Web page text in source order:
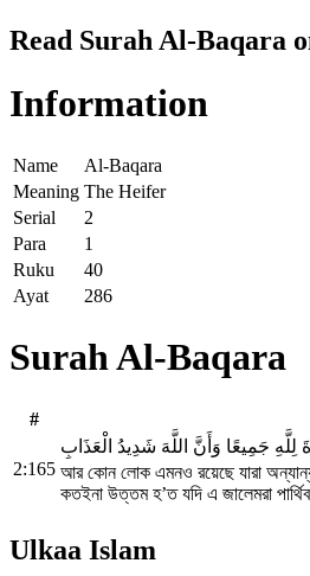
Read Surah Al-Baqara
Information
Name
Al-Baqara
Meaning The Heifer
Serial
2
Para
1
Ruku
40
Ayat
286
Surah Al-Baqara
#
2:165
لِلَّهِ جَمِيعًا وَأَنَّ اللَّهَ شَدِيدُ الْعَذَابِ
আর কোন লোক এমনও রয়েছে যারা
কতইনা উত্তম হ’ত যদি এ জালেমরা
Ulkaa Islam